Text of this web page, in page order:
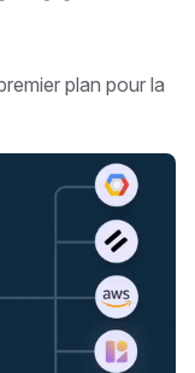
plan pour la